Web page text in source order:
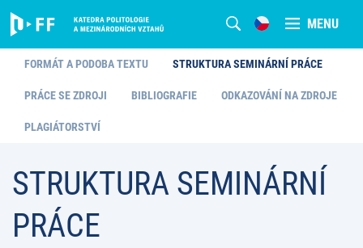
MENU
FORMÁT A PODOBA TEXTU STRUKTURA SEMINÁRNÍ PRÁCE
PRÁCE SE ZDROJI BIBLIOGRAFIE ODKAZOVÁNÍ NA ZDROJE
PLAGIÁTORSTVÍ
STRUKTURA SEMINÁRNÍ
PRÁCE